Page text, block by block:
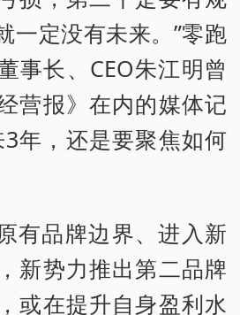
一定没有未来。”零跑
事长、CEO朱江明曾
营报》在内的媒体记
年，还是要聚焦如何
有品牌边界、进入新
新势力推出第二品牌
或在提升自身盈利水